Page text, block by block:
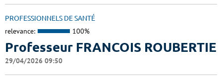
PROFESSIONNELS DE SANTÉ
relevance: 100%
Professeur FRANCOIS ROUBERTIE
29/04/2026 09:50